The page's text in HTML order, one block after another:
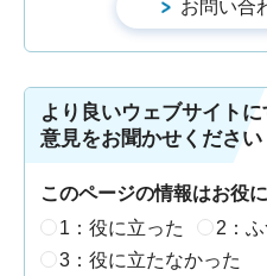
より良いウェブサイト
意見をお聞かせください
このページの情報はお役
1：役に立った
2：ふ
3：役に立たなかった